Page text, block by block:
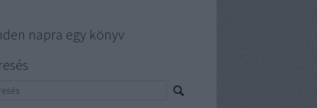
napra egy könyv